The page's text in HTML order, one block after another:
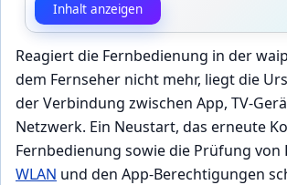
Inhalt anzeigen
Reagiert die Fernbedienung in der
dem Fernseher nicht mehr, liegt die
der Verbindung zwischen App, TV-
Netzwerk. Ein Neustart, das erneute
Fernbedienung sowie die Prüfung von
WLAN und den App-Berechtigungen